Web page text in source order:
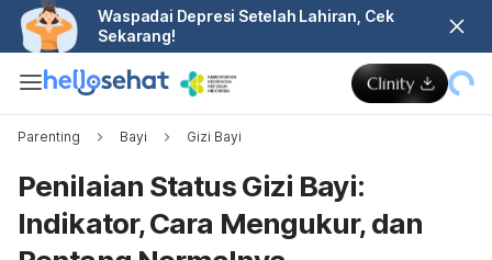
Waspadai Depresi Setelah Lahiran, Cek
Sekarang!
Parenting Bayi Gizi Bayi
Penilaian Status Gizi Bayi:
Indikator, Cara Mengukur, dan